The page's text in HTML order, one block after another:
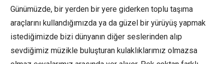
Günümüzde, bir yerden bir yere giderken toplu taşıma
araçlarını kullandığımızda ya da güzel bir yürüyüş yapmak
istediğimizde bizi dünyanın diğer seslerinden alıp
sevdiğimiz müzikle buluşturan kulaklıklarımız olmazsa